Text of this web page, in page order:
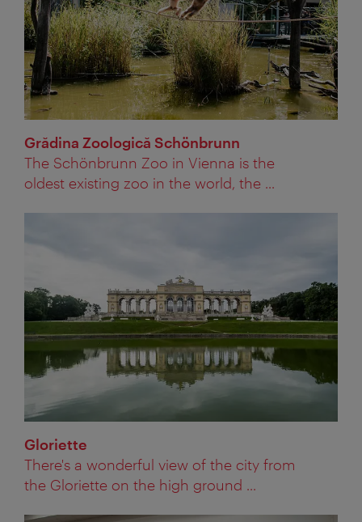
Grădina Zoologică Schönbrunn
The Schönbrunn Zoo in Vienna is the
oldest existing zoo in the world, the ...
Gloriette
There's a wonderful view of the city from
the Gloriette on the high ground ...